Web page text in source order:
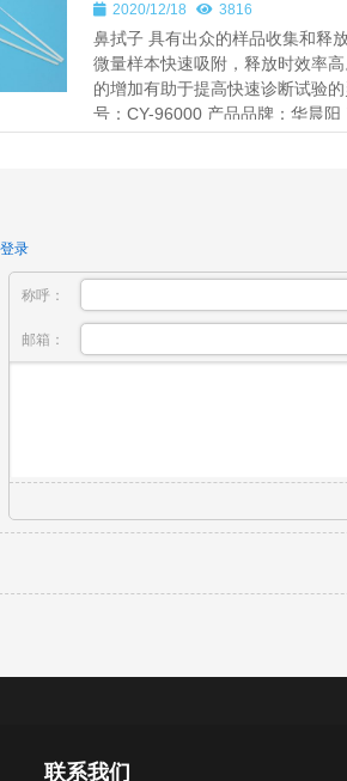
2020/12/18 3816
鼻拭子 具有出众的样品收集和释
微量样本快速吸附，释放时效率
的增加有助于提高快速诊断试验
号：CY-96000 产品品牌：华晨阳
拭子 材质：ABS+尼龙...
录
称呼：
邮箱：
联系我们